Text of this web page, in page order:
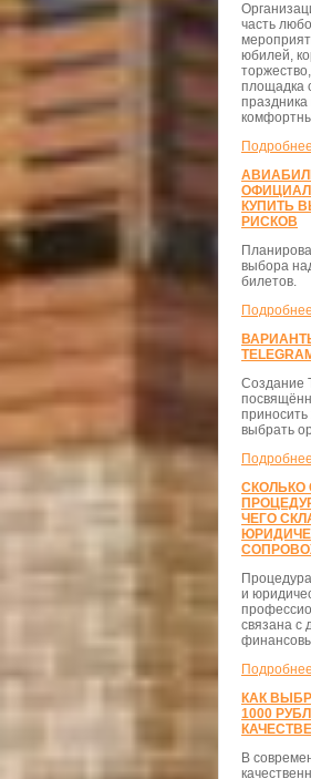
часть
юбилей,
площадка
КУПИТЬ
РИСКОВ
выбора
билетов.
Создание
выбрать
СКОЛЬКО
ЧЕГО
и
связана с
КАК
1000
В